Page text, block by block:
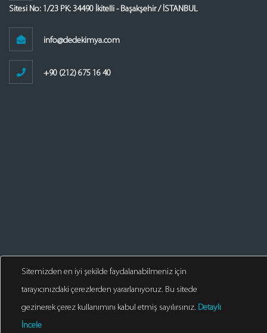
Sitesi No: 1/23 PK: 34490 İkitelli - Başakşehir / İSTANBUL
info@dedekimya.com
+90 (212) 675 16 40
Sitemizden en iyi şekilde faydalanabilmeniz için
tarayıcınızdaki çerezlerden yararlanıyoruz. Bu sitede
gezinerek çerez kullanımını kabul etmiş sayılırsınız. Detaylı
İncele